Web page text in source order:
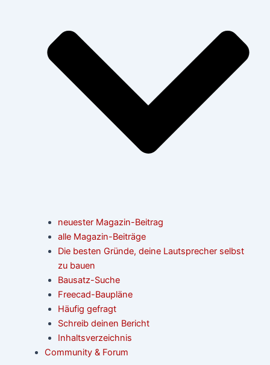
neuester Magazin-Beitrag
alle Magazin-Beiträge
Die besten Gründe, deine Lautsprecher selbst
zu bauen
Bausatz-Suche
Freecad-Baupläne
Häufig gefragt
Schreib deinen Bericht
Inhaltsverzeichnis
Community & Forum